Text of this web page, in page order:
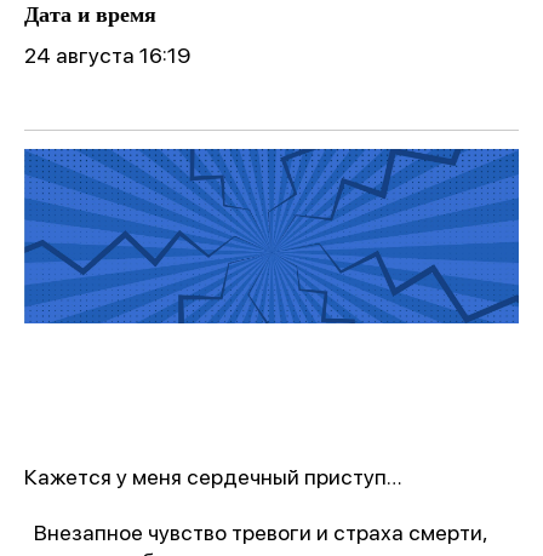
Дата и время
24 августа 16:19
Кажется у меня сердечный приступ…
Внезапное чувство тревоги и страха смерти,